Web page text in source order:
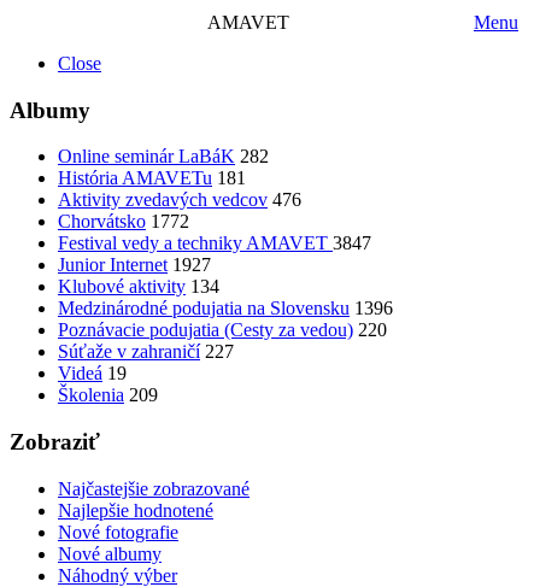
AMAVET
Menu
Close
Albumy
Online seminár LaBáK 282
História AMAVETu 181
Aktivity zvedavých vedcov 476
Chorvátsko 1772
Festival vedy a techniky AMAVET 3847
Junior Internet 1927
Klubové aktivity 134
Medzinárodné podujatia na Slovensku 1396
Poznávacie podujatia (Cesty za vedou) 220
Súťaže v zahraničí 227
Videá 19
Školenia 209
Zobraziť
Najčastejšie zobrazované
Najlepšie hodnotené
Nové fotografie
Nové albumy
Náhodný výber